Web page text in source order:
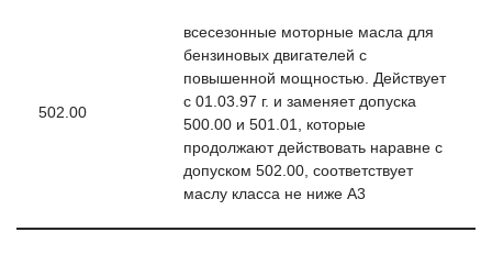
502.00
всесезонные моторные масла для
бензиновых двигателей с
повышенной мощностью. Действует
с 01.03.97 г. и заменяет допуска
500.00 и 501.01, которые
продолжают действовать наравне с
допуском 502.00, соответствует
маслу класса не ниже А3